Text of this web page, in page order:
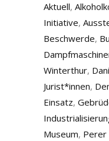
Aktuell,
Initiative,
Beschwerde,
Winterthur,
Jurist*innen,
Einsatz,
Museum, Perer